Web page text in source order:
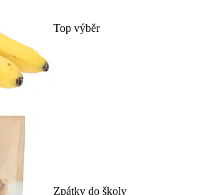
Top výběr
Zpátky do školy